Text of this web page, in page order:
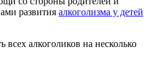
развития алкоголизма у детей
алкоголиков на несколько